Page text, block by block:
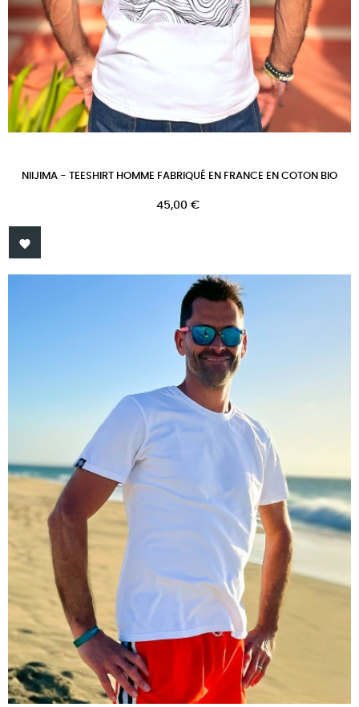
NIIJIMA - TEESHIRT HOMME FABRIQUÉ EN FRANCE EN COTON BIO
Prix
45,00 €
